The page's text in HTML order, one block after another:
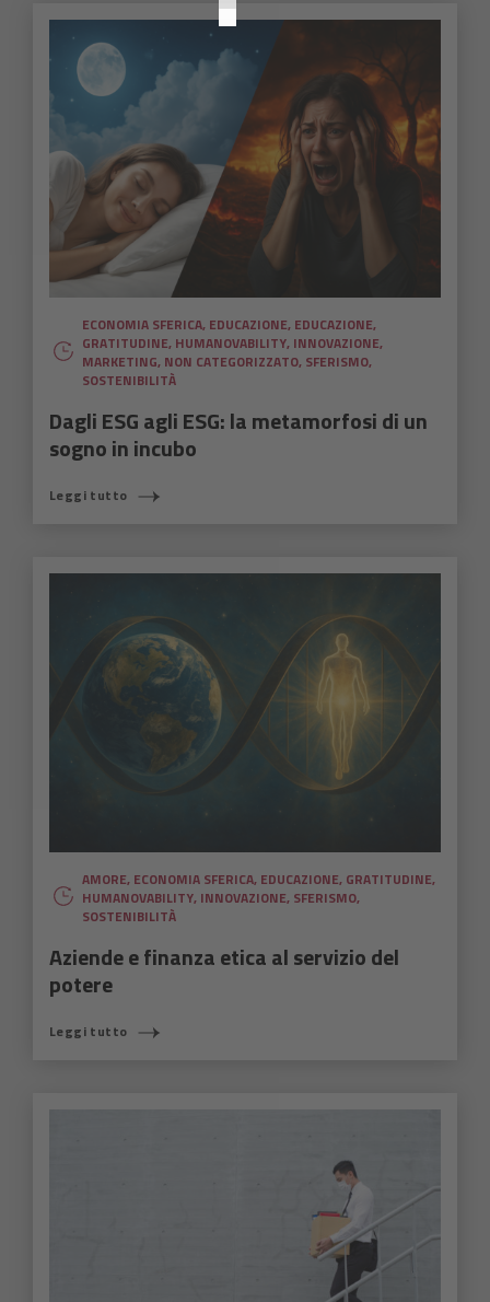
ECONOMIA SFERICA, EDUCAZIONE, EDUCAZIONE,
GRATITUDINE, HUMANOVABILITY, INNOVAZIONE,
MARKETING, NON CATEGORIZZATO, SFERISMO,
SOSTENIBILITÀ
Dagli ESG agli ESG: la metamorfosi di un
sogno in incubo
Leggi tutto
AMORE, ECONOMIA SFERICA, EDUCAZIONE, GRATITUDINE,
HUMANOVABILITY, INNOVAZIONE, SFERISMO,
SOSTENIBILITÀ
Aziende e finanza etica al servizio del
potere
Leggi tutto